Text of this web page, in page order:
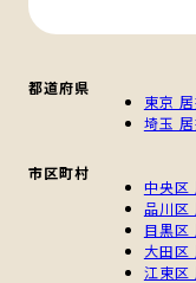
都道府県
東京
埼玉
市区町村
中央区
品川区
目黒区
大田区
江東区